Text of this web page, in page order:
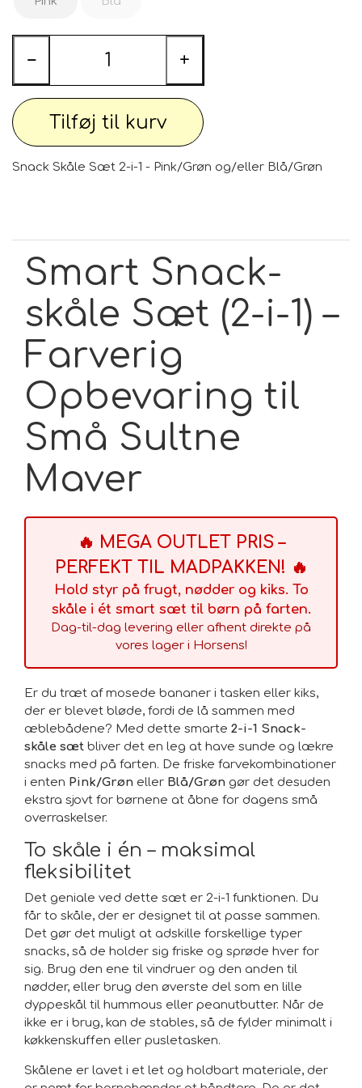
− +
Tilføj til kurv
Snack Skåle Sæt 2-i-1 - Pink/Grøn og/eller Blå/Grøn
Smart Snack-
skåle Sæt (2-i-1) –
Farverig
Opbevaring til
Små Sultne
Maver
🔥 MEGA OUTLET PRIS –
PERFEKT TIL MADPAKKEN! 🔥
Hold styr på frugt, nødder og kiks. To
skåle i ét smart sæt til børn på farten.
Dag-til-dag levering eller afhent direkte på
vores lager i Horsens!
Er du træt af mosede bananer i tasken eller kiks,
der er blevet bløde, fordi de lå sammen med
æblebådene? Med dette smarte 2-i-1 Snack-
skåle sæt bliver det en leg at have sunde og lækre
snacks med på farten. De friske farvekombinationer
i enten Pink/Grøn eller Blå/Grøn gør det desuden
ekstra sjovt for børnene at åbne for dagens små
overraskelser.
To skåle i én – maksimal
fleksibilitet
Det geniale ved dette sæt er 2-i-1 funktionen. Du
får to skåle, der er designet til at passe sammen.
Det gør det muligt at adskille forskellige typer
snacks, så de holder sig friske og sprøde hver for
sig. Brug den ene til vindruer og den anden til
nødder, eller brug den øverste del som en lille
dyppeskål til hummous eller peanutbutter. Når de
ikke er i brug, kan de stables, så de fylder minimalt i
køkkenskuffen eller pusletasken.
Skålene er lavet i et let og holdbart materiale, der